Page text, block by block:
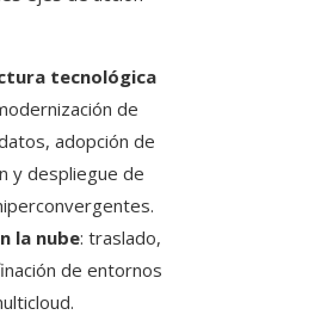
tecnológica
de
adopción de
y despliegue de
la nube: traslado,
de entornos